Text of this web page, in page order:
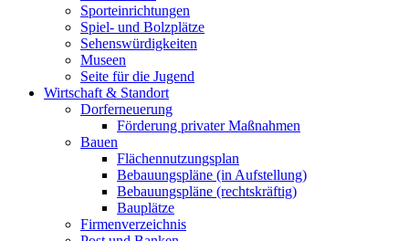
Sporteinrichtungen
Spiel- und Bolzplätze
Sehenswürdigkeiten
Museen
Seite für die Jugend
Wirtschaft & Standort
Dorferneuerung
Förderung privater Maßnahmen
Bauen
Flächennutzungsplan
Bebauungspläne (in Aufstellung)
Bebauungspläne (rechtskräftig)
Bauplätze
Firmenverzeichnis